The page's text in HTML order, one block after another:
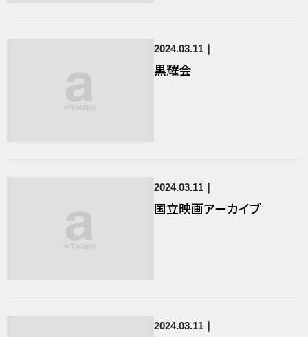
2024.03.11
黒耀会
2024.03.11
国立映画アーカイブ
2024.03.11